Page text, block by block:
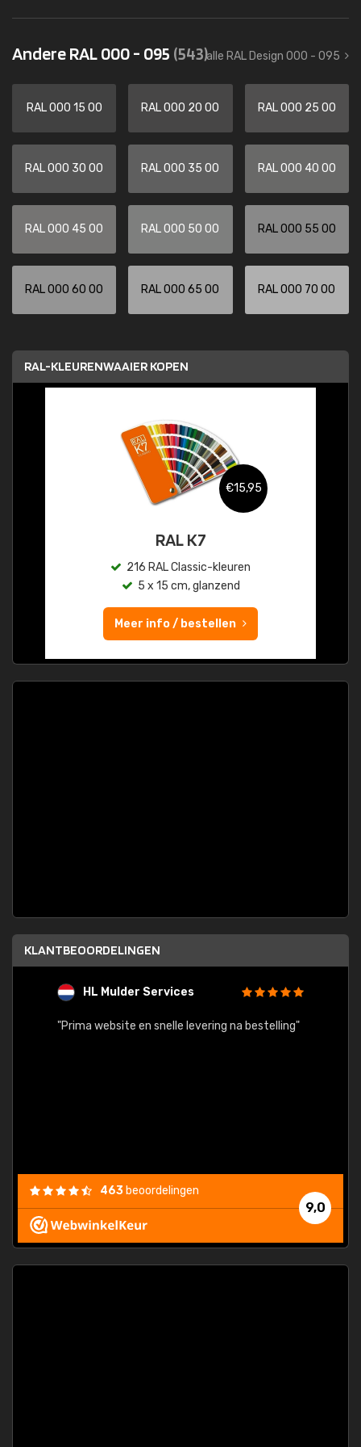
Andere RAL 000 - 095 (543)alle RAL Design 000 - 095
RAL 000 15 00 RAL 000 20 00 RAL 000 25 00
RAL 000 30 00 RAL 000 35 00 RAL 000 40 00
RAL 000 45 00 RAL 000 50 00 RAL 000 55 00
RAL 000 60 00 RAL 000 65 00 RAL 000 70 00
RAL-KLEURENWAAIER KOPEN
€15,95
RAL K7
216 RAL Classic-kleuren
5 x 15 cm, glanzend
Meer info / bestellen
KLANTBEOORDELINGEN
HL Mulder Services
"Prima website en snelle levering na bestelling"
9,0
463 beoordelingen